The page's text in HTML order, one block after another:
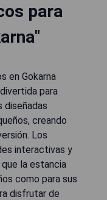
para
en Gokarna
para
diseñadas
creando
Los
interactivas y
la estancia
como para sus
disfrutar de